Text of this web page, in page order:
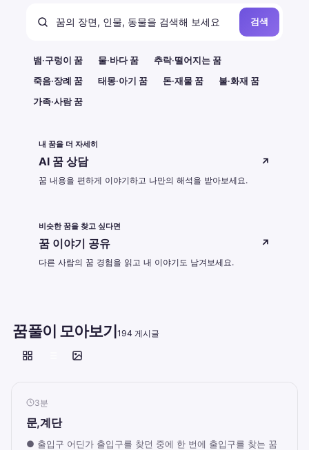
검색
뱀·구렁이 꿈 물·바다 꿈
추락·떨어지는 꿈
죽음·장례 꿈
태몽·아기 꿈 돈·재물 꿈
불·화재 꿈
가족·사람 꿈
내 꿈을 더 자세히
AI 꿈 상담 ↗
꿈 내용을 편하게 이야기하고 나만의 해석을 받아보세요.
비슷한 꿈을 찾고 싶다면
꿈 이야기 공유 ↗
다른 사람의 꿈 경험을 읽고 내 이야기도 남겨보세요.
꿈풀이 모아보기194 게시글
3분
문,계단
● 출입구 어딘가 출입구를 찾던 중에 한 번에 출입구를 찾는 꿈